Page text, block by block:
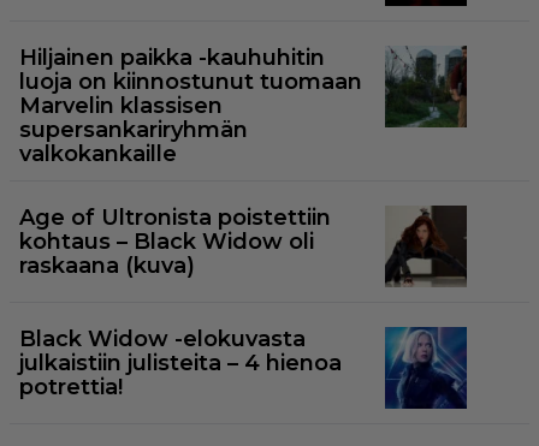
Hiljainen paikka -kauhuhitin
luoja on kiinnostunut tuomaan
Marvelin klassisen
supersankariryhmän
valkokankaille
Age of Ultronista poistettiin
kohtaus – Black Widow oli
raskaana (kuva)
Black Widow -elokuvasta
julkaistiin julisteita – 4 hienoa
potrettia!